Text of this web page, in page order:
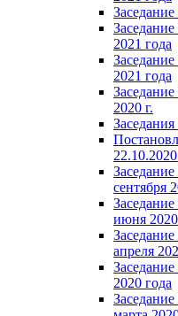
2021 года
2021 года
2020 г.
22.10.2020
сентября
июня 2020
апреля
2020 года